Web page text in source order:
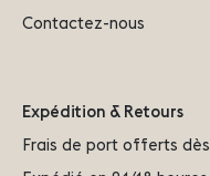
Contactez-nous
Expédition & Retours
Frais de port offerts